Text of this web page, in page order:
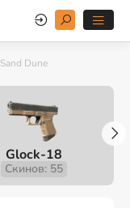
Sand Dune
Glock-18
Скинов: 55